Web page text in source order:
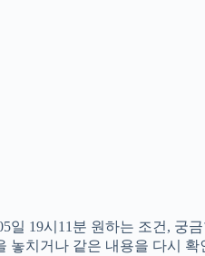
19시11분 원하는 조건, 궁
놓치거나 같은 내용을 다시 확